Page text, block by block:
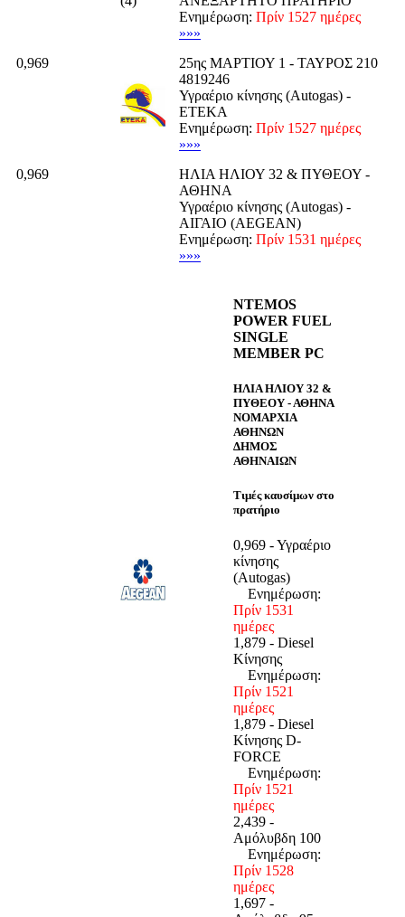
Ενημέρωση: Πρίν 1527 ημέρες
»»»
0,969
25ης ΜΑΡΤΙΟΥ 1 - ΤΑΥΡΟΣ 210
4819246
Υγραέριο κίνησης (Autogas) -
ΕΤΕΚΑ
Ενημέρωση: Πρίν 1527 ημέρες
»»»
0,969
ΗΛΙΑ ΗΛΙΟΥ 32 & ΠΥΘΕΟΥ -
ΑΘΗΝΑ
Υγραέριο κίνησης (Autogas) -
ΑΙΓΑΙΟ (AEGEAN)
Ενημέρωση: Πρίν 1531 ημέρες
»»»
NTEMOS
POWER FUEL
SINGLE
MEMBER PC
ΗΛΙΑ ΗΛΙΟΥ 32 &
ΠΥΘΕΟΥ - ΑΘΗΝΑ
ΝΟΜΑΡΧΙΑ
ΑΘΗΝΩΝ
ΔΗΜΟΣ
ΑΘΗΝΑΙΩΝ
Τιμές καυσίμων στο
πρατήριο
0,969 - Υγραέριο
κίνησης
(Autogas)
Ενημέρωση:
Πρίν 1531
ημέρες
1,879 - Diesel
Κίνησης
Ενημέρωση:
Πρίν 1521
ημέρες
1,879 - Diesel
Κίνησης D-
FORCE
Ενημέρωση:
Πρίν 1521
ημέρες
2,439 -
Αμόλυβδη 100
Ενημέρωση:
Πρίν 1528
ημέρες
1,697 -